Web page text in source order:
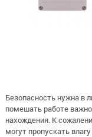
Безопасность нужна в
помешать работе
нахождения. К
могут пропускать